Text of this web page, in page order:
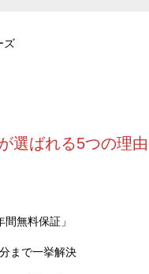
ズ
選ばれる5つの理由
無料保証」
まで一挙解決